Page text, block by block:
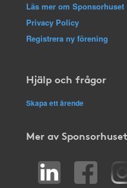
Läs mer om Sponsorhuset
Privacy Policy
Registrera ny förening
Hjälp och frågor
Skapa ett ärende
Mer av Sponsorhuset